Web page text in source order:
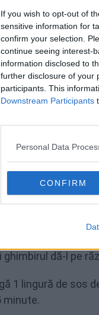
If you wish to opt-out of
sensitive information for
confirm your selection.
continue seeing interest-
information disclosed to
further disclosure of your
participants. This
Downstream Participants
Personal Data
CONFIRM
recomandat)
pentru extra picant)
pentru decor
și feliază
dă-l pe
1 lingură de sos
minute.